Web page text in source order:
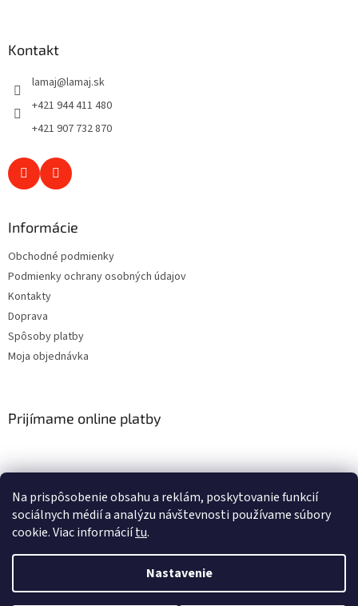
Na prispôsobenie obsahu a reklám, poskytovanie funkcií
sociálnych médií a analýzu návštevnosti používame súbory
cookie. Viac informáciítu.
Nastavenie
Kontakt
lamaj@lamaj.sk
+421 944 411 480
+421 907 732 870
Informácie
Obchodné podmienky
Podmienky ochrany osobných údajov
Kontakty
Doprava
Spôsoby platby
Moja objednávka
Prijímame online platby